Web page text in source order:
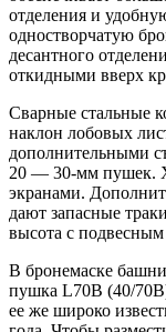
отделения и
одностворчатую
десантного
откидными вверх
Сварные стальные
наклон лобовых
дополнительными
20 — 30-мм пушек.
экранами.
дают запасные
высота с
В бронемаске
пушка L70B (40/
ее же широко